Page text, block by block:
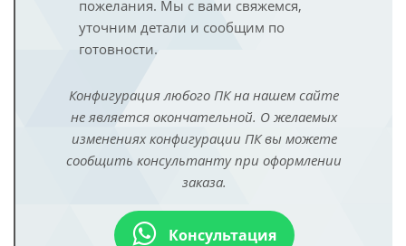
пожелания. Мы с вами свяжемся,
уточним детали и сообщим по
готовности.
Конфигурация любого ПК на нашем сайте
не является окончательной. О желаемых
изменениях конфигурации ПК вы можете
сообщить консультанту при оформлении
заказа.
Консультация